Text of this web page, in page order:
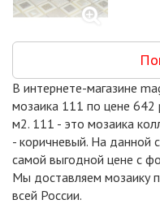
CSR 096
7150 руб. / кв.м.
В интернете-магазине
мозаика 111 по цене 642
м2. 111 - это мозаика
- коричневый. На данной
самой выгодной цене с
Мы доставляем мозаику
всей России.